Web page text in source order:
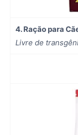
4. Ração para
Livre de